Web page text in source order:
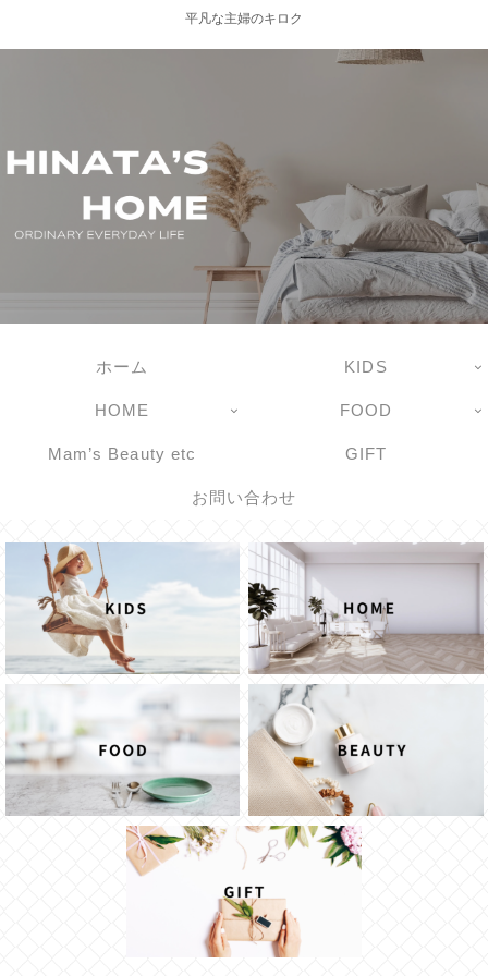
平凡な主婦のキロク
ホーム KIDS
HOME FOOD
Mam’s Beauty etc GIFT
お問い合わせ